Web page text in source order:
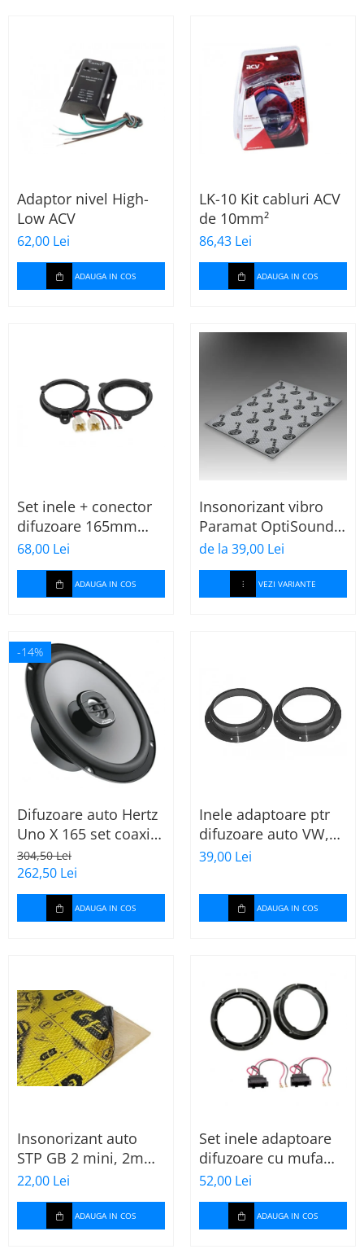
Adaptor nivel High-
Low ACV
62,00 Lei
ADAUGA IN COS
LK-10 Kit cabluri ACV
de 10mm²
86,43 Lei
ADAUGA IN COS
Set inele + conector
difuzoare 165mm
Dacia-Renault
68,00 Lei
ADAUGA IN COS
Insonorizant vibro
Paramat OptiSound
2.1, 75x50cm, 1 coala
de la 39,00 Lei
VEZI VARIANTE
-14%
Difuzoare auto Hertz
Uno X 165 set coaxial
2 căi, 165mm, 55W
RMS, 4Ω, set 2
difuzoare
304,50 Lei
262,50 Lei
ADAUGA IN COS
Inele adaptoare ptr
difuzoare auto VW,
Skoda, Audi
39,00 Lei
ADAUGA IN COS
Insonorizant auto
STP GB 2 mini, 2mm,
375x470mm, Foaie
22,00 Lei
ADAUGA IN COS
Set inele adaptoare
difuzoare cu mufa
adaptor difuzor VW
Passat B5/B5.5
52,00 Lei
ADAUGA IN COS